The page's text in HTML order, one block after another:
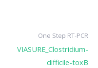
One Step RT-PCR
VIASURE_Clostridium-
difficile-toxB